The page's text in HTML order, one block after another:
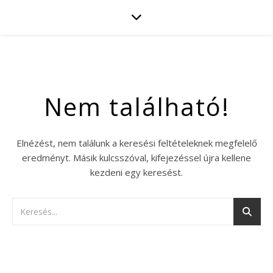
Nem található!
Elnézést, nem találunk a keresési feltételeknek megfelelő
eredményt. Másik kulcsszóval, kifejezéssel újra kellene
kezdeni egy keresést.